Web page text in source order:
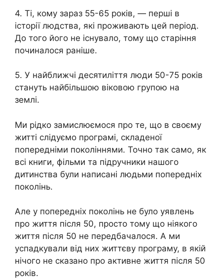
4. Ті, кому зараз 55-65 років, — перші в
історії людства, які проживають цей період.
До того його не існувало, тому що старіння
починалося раніше.
5. У найближчі десятиліття люди 50-75 років
стануть найбільшою віковою групою на
землі.
Ми рідко замислюємося про те, що в своєму
житті слідуємо програмі, складеної
попередніми поколіннями. Точно так само, як
всі книги, фільми та підручники нашого
дитинства були написані людьми попередніх
поколінь.
Але у попередніх поколінь не було уявлень
про життя після 50, просто тому що ніякого
життя після 50 не передбачалося. А ми
успадкували від них життєву програму, в якій
нічого не сказано про активне життя після 50
років.